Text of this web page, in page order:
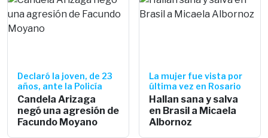
Declaró la joven, de 23
años, ante la Policía
Candela Arizaga
negó una agresión de
Facundo Moyano
La mujer fue vista por
última vez en Rosario
Hallan sana y salva
en Brasil a Micaela
Albornoz